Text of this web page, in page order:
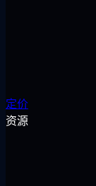
定价
资源